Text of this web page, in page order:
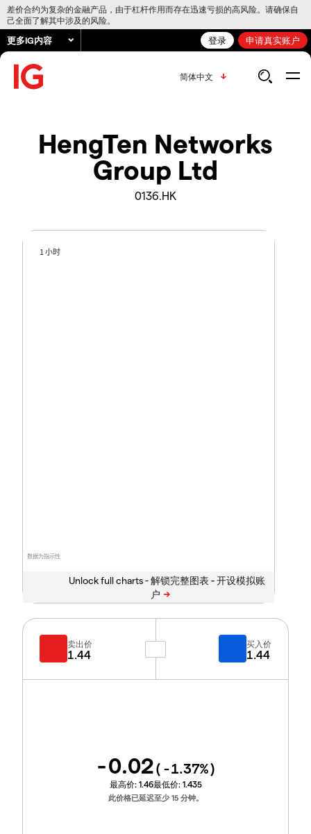
差价合约为复杂的金融产品，由于杠杆作用而存在迅速亏损的高风险。请确保自
己全面了解其中涉及的风险。
更多IG内容 登录 申请真实账户
简体中文
HengTen Networks
Group Ltd
0136.HK
数据为指示性
1 小时
Unlock full charts -
卖出价
1.44
买入价
1.44
-0.02( -1.37%)
最高价: 1.46最低价: 1.435
此价格已延迟至少 15 分钟。